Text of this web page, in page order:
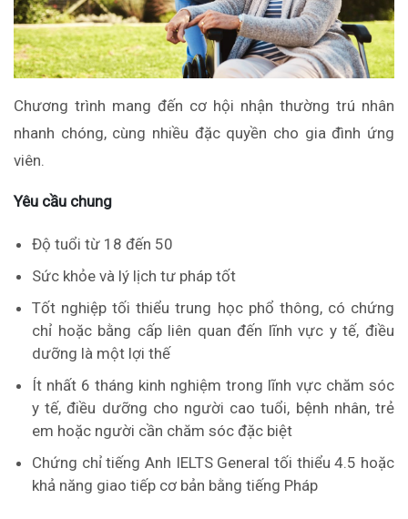
Chương trình mang đến cơ hội nhận thường trú nhân
nhanh chóng, cùng nhiều đặc quyền cho gia đình ứng
viên.
Yêu cầu chung
Độ tuổi từ 18 đến 50
Sức khỏe và lý lịch tư pháp tốt
Tốt nghiệp tối thiểu trung học phổ thông, có chứng
chỉ hoặc bằng cấp liên quan đến lĩnh vực y tế, điều
dưỡng là một lợi thế
Ít nhất 6 tháng kinh nghiệm trong lĩnh vực chăm sóc
y tế, điều dưỡng cho người cao tuổi, bệnh nhân, trẻ
em hoặc người cần chăm sóc đặc biệt
Chứng chỉ tiếng Anh IELTS General tối thiểu 4.5 hoặc
khả năng giao tiếp cơ bản bằng tiếng Pháp